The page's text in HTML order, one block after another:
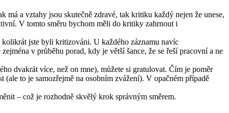
a vztahy jsou skutečně zdravé, tak kritiku každý nejen že unese,
V tomto směru bychom měli do kritiky zahrnout i
jste byli kritizováni. U každého záznamu navíc
v průběhu porad, kdy je větší šance, že se řeší pracovní a ne
dvakrát více, než on mne), můžete si gratulovat. Čím je poměr
to je samozřejmě na osobním zvážení). V opačném případě
– což je rozhodně skvělý krok správným směrem.